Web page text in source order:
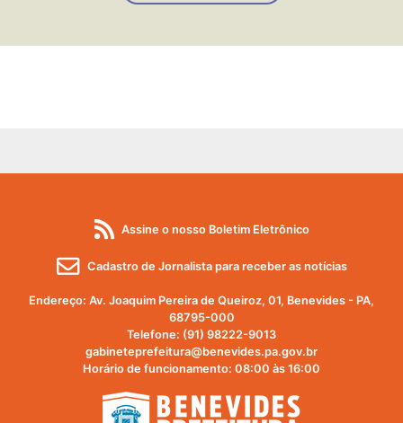
Sistemas de mapas da
Assine o nosso Boletim Eletrônico
Cadastro de Jornalista para receber as notícias
Endereço: Av. Joaquim Pereira de Queiroz, 01, Benevides - PA,
68795-000
Telefone: (91) 98222-9013
gabineteprefeitura@benevides.pa.gov.br
Horário de funcionamento: 08:00 às 16:00